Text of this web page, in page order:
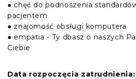
● chęć do podnoszenia
pacjentem
● znajomość obsługi komputera
● empatia - Ty dbasz o naszych
Ciebie
Data rozpoczęcia zatrudnienia: